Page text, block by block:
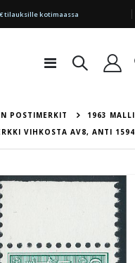
|
tilauksille kotimaassa
Toggle
POSTIMERKIT
1963 MALLI
VIHKOSTA AV8, ANTI 1594